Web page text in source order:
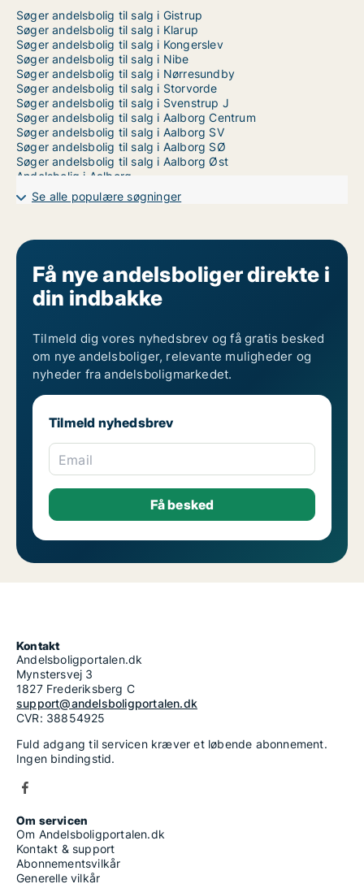
Søger andelsbolig til salg i Gistrup
Søger andelsbolig til salg i Klarup
Søger andelsbolig til salg i Kongerslev
Søger andelsbolig til salg i Nibe
Søger andelsbolig til salg i Nørresundby
Søger andelsbolig til salg i Storvorde
Søger andelsbolig til salg i Svenstrup J
Søger andelsbolig til salg i Aalborg Centrum
Søger andelsbolig til salg i Aalborg SV
Søger andelsbolig til salg i Aalborg SØ
Søger andelsbolig til salg i Aalborg Øst
Andelsbolig i Aalborg
Se alle populære søgninger
Få nye andelsboliger direkte i
din indbakke
Tilmeld dig vores nyhedsbrev og få gratis besked
om nye andelsboliger, relevante muligheder og
nyheder fra andelsboligmarkedet.
Tilmeld nyhedsbrev
Email
Kontakt
Andelsboligportalen.dk
Mynstersvej 3
1827 Frederiksberg C
support@andelsboligportalen.dk
CVR: 38854925
Fuld adgang til servicen kræver et løbende abonnement.
Ingen bindingstid.
Om servicen
Om Andelsboligportalen.dk
Kontakt & support
Abonnementsvilkår
Generelle vilkår